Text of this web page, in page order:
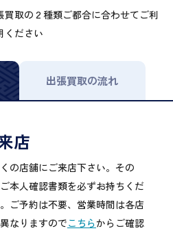
取の２種類ご都合に合わせてご利
ください
出張買取の流れ
店
の店舗にご来店下さい。その
本人確認書類を必ずお持ちくだ
ご予約は不要、営業時間は各店
なりますのでこちらからご確認